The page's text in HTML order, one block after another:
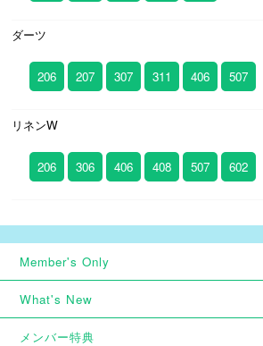
ダーツ
206 207 307 311 406 507
リネンW
206 306 406 408 507 602
Member's Only
What's New
メンバー特典